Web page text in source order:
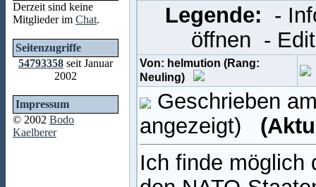
Derzeit sind keine
Mitglieder im Chat.
Seitenzugriffe
54793358 seit Januar
2002
Impressum
© 2002 Bodo
Kaelberer
Legende:
-
öffnen -
Von: helmution (Rang:
Neuling)
Geschrieben
angezeigt)
Ich finde möglich